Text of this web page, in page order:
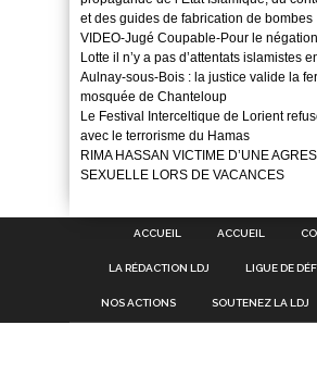
et des guides de fabrication de bombes
VIDEO-Jugé Coupable-Pour le
Lotte il n’y a pas d’attentats islamistes
Aulnay-sous-Bois : la justice valide la
mosquée de Chanteloup
Le Festival Interceltique de Lorient
avec le terrorisme du Hamas
RIMA HASSAN VICTIME D’UNE
SEXUELLE LORS DE VACANCES
ACCUEIL ACCUEIL
LA RÉDACTION LDJ LIGUE DE
NOS ACTIONS SOUTENEZ LA LDJ